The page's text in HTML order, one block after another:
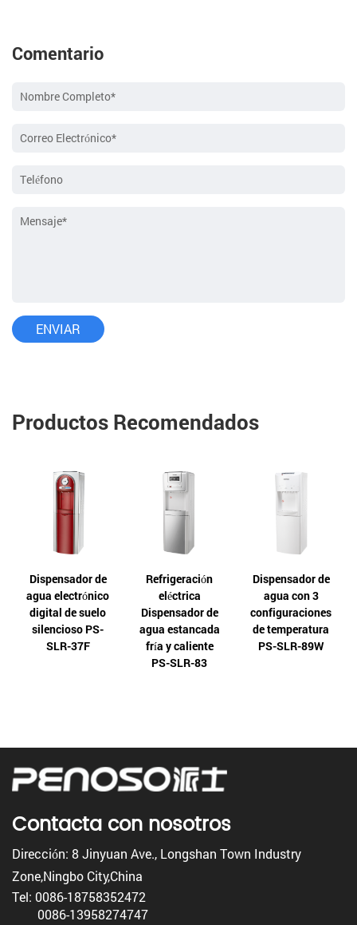
Comentario
Productos Recomendados
Dispensador de
agua electrónico
digital de suelo
silencioso PS-
SLR-37F
Refrigeración
eléctrica
Dispensador de
agua estancada
fría y caliente
PS-SLR-83
Dispensador de
agua con 3
configuraciones
de temperatura
PS-SLR-89W
Contacta con nosotros
Dirección: 8 Jinyuan Ave., Longshan Town Industry
Zone,Ningbo City,China
Tel: 0086-18758352472
0086-13958274747